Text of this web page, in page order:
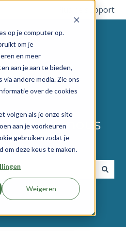
op je computer op.
om je
en meer
aan je aan te bieden,
andere media. Zie ons
over de cookies
volgen als je onze site
aan je voorkeuren
gebruiken zodat je
om deze keus te maken.
Weigeren
sous-menu pour les traductions
Plus de support
nous
car le champ de